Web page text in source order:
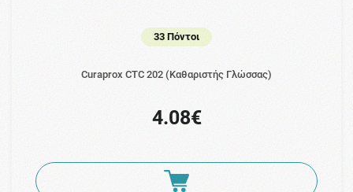
33 Πόντοι
Curaprox CTC 202 (Καθαριστής Γλώσσας)
4.08€